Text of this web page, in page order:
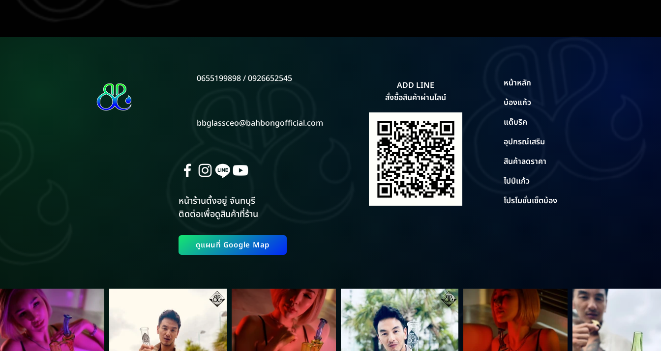
0655199898 / 0926652545
bbglassceo@bahbongofficial.com
หน้าร้านตั้งอยู่ จันทบุรี
ติดต่อเพื่อดูสินค้าที่ร้าน
ดูแผนที่ Google Map
ADD LINE
สั่งซื้อสินค้าผ่านไลน์
หน้าหลัก
บ้องแก้ว
แด๊บริค
อุปกรณ์เสริม
สินค้าลดราคา
ไปป์แก้ว
โปรโมชั่นเซ็ตบ้อง